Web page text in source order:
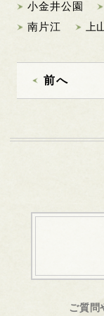
小金井公園
南片江
上
前へ
ご質問